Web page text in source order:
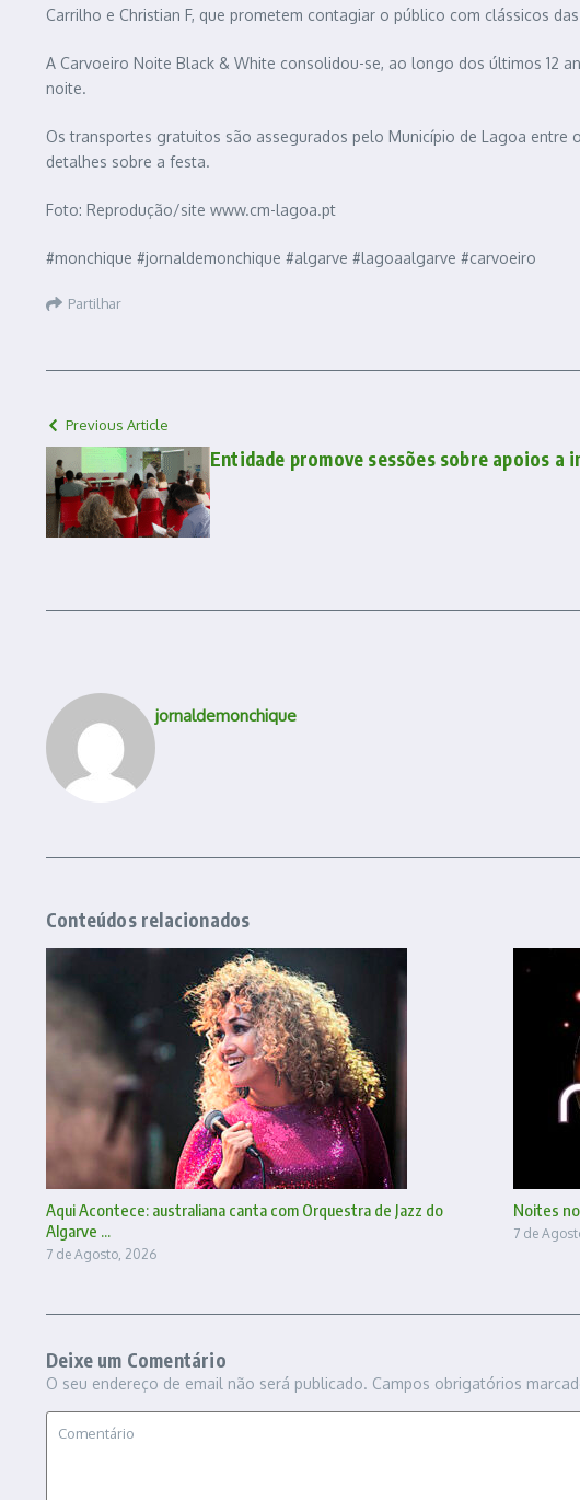
Carrilho e Christian F, que prometem contagiar o público com clássicos
A Carvoeiro Noite Black & White consolidou-se, ao longo dos últimos 12
noite.
Os transportes gratuitos são assegurados pelo Município de Lagoa
detalhes sobre a festa.
Foto: Reprodução/site www.cm-lagoa.pt
#monchique #jornaldemonchique #algarve #lagoaalgarve #carvoeiro
Partilhar
Previous Article
Entidade promove sessões sobre apoios a
jornaldemonchique
Conteúdos relacionados
Aqui Acontece: australiana canta com Orquestra de Jazz do
Algarve ...
7 de Agosto, 2026
Noites
7 de
Deixe um Comentário
O seu endereço de email não será publicado. Campos obrigatórios